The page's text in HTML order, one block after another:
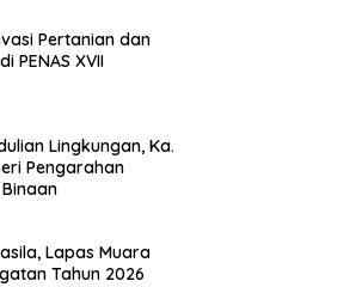
Pertanian dan
PENAS XVII
Lingkungan, Ka.
Pengarahan
Lapas Muara
Tahun 2026